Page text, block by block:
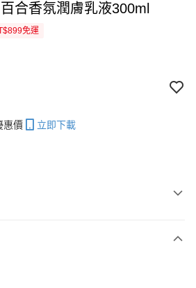
合香氛潤膚乳液300ml
免運
惠價
立即下載